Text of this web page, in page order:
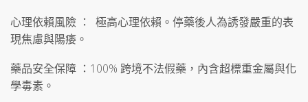
心理依賴風險 ： 極高心理依賴。停藥後人為誘發嚴重的表
現焦慮與陽痿。
藥品安全保障 ：100% 跨境不法假藥，內含超標重金屬與化
學毒素。